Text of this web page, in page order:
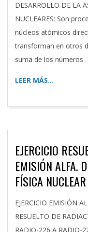
DESARROLLO DE LA
NUCLEARES: Son
núcleos atómicos
transforman en otros
suma de los números
LEER MÁS…
EJERCICIO
EMISIÓN ALFA.
FÍSICA
2026-
03-
15
EJERCICIO EMISIÓN
RESUELTO DE
RADIO-226 A RADIO-